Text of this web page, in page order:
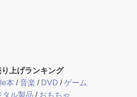
り上げランキング
本 /音楽 / DVD /ゲーム
タル製品 / おもちゃ